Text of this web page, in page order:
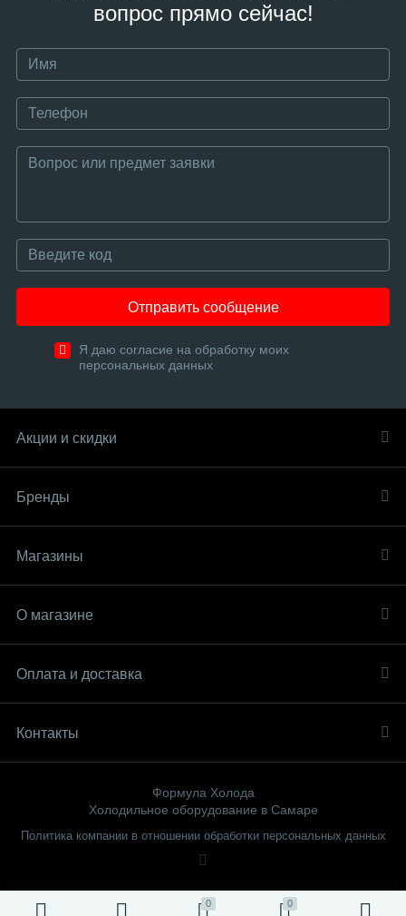
0 0
вопрос прямо сейчас!
Отправить сообщение
Я даю согласие на обработку моих
персональных данных
Акции и скидки
Бренды
Магазины
О магазине
Оплата и доставка
Контакты
Формула Холода
Холодильное оборудование в Самаре
Политика компании в отношении обработки персональных данных